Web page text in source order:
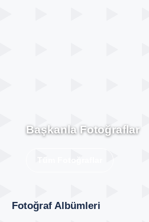
Başkanla Fotoğraflar
Fotoğraf Albümleri